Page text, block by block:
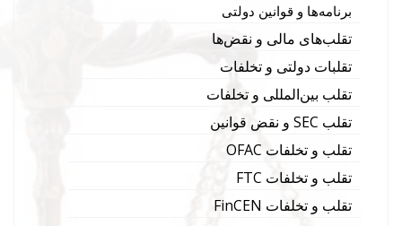
برنامه‌ها و قوانین دولتی
تقلب‌های مالی و نقض‌ها
تقلبات دولتی و تخلفات
تقلب بین‌المللی و تخلفات
تقلب SEC و نقض قوانین
تقلب و تخلفات OFAC
تقلب و تخلفات FTC
تقلب و تخلفات FinCEN